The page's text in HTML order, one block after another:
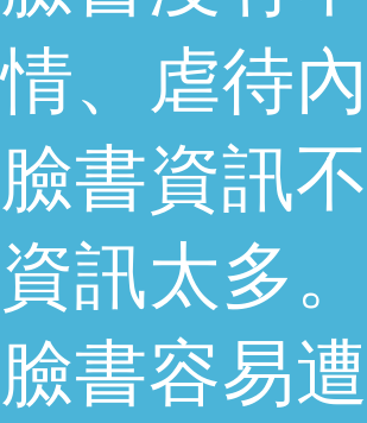
情、虐待
臉書資訊
資訊太多
臉書容易